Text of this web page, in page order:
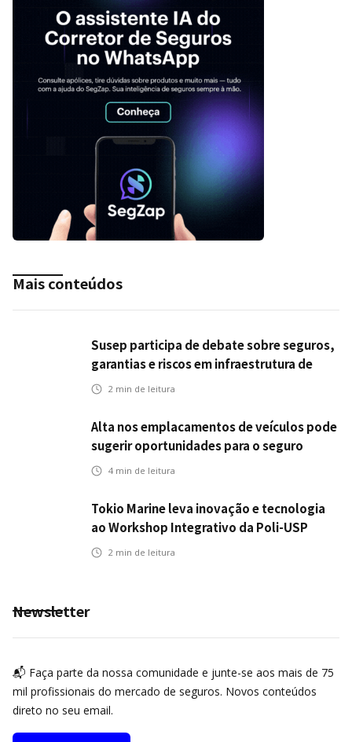
Mais conteúdos
Susep participa de debate sobre seguros,
garantias e riscos em infraestrutura de
transportes
2 min de leitura
Alta nos emplacamentos de veículos pode
sugerir oportunidades para o seguro
automotivo
4 min de leitura
Tokio Marine leva inovação e tecnologia
ao Workshop Integrativo da Poli-USP
2 min de leitura
Newsletter
📬 Faça parte da nossa comunidade e junte-se aos mais de 75
mil profissionais do mercado de seguros. Novos conteúdos
direto no seu email.